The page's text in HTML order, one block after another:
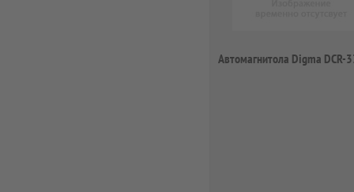
Автомагнитола Digma DCR-